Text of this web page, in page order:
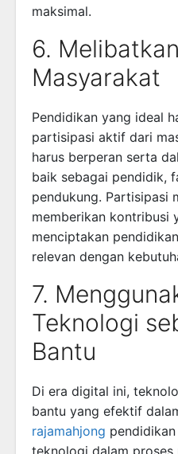
maksimal.
6.
Masyarakat
Pendidikan yang ideal
partisipasi aktif dari
harus berperan serta
baik sebagai pendidik,
pendukung. Partisipasi
memberikan kontribusi
menciptakan
relevan dengan
7.
Teknologi
Bantu
Di era digital ini,
bantu yang efektif
rajamahjong
teknologi dalam proses